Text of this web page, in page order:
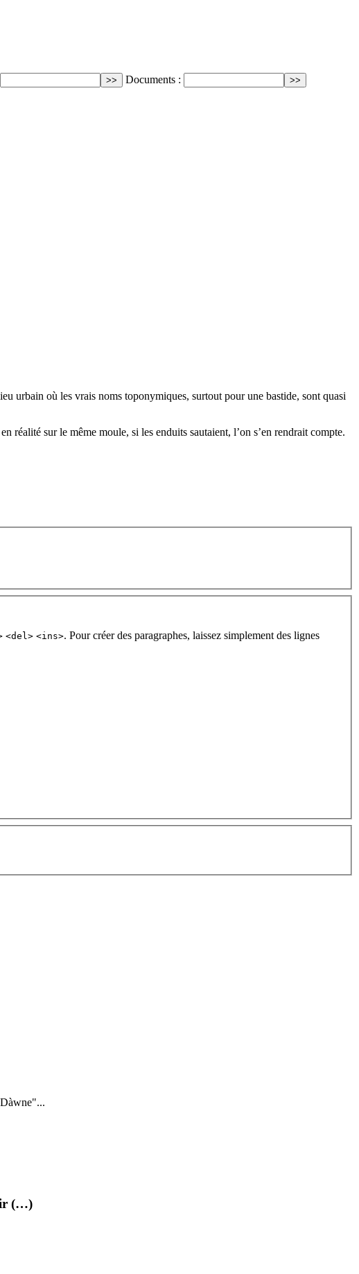
Documents :
urbain où les vrais noms toponymiques, surtout pour une bastide, sont quasi
réalité sur le même moule, si les enduits sautaient, l’on s’en rendrait compte.
<del> <ins>. Pour créer des paragraphes, laissez simplement des lignes
(…)